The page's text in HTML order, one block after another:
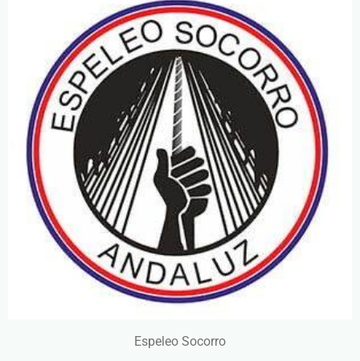
Espeleo Socorro